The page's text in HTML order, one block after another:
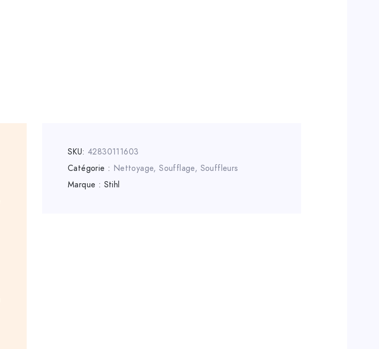
SKU: 42830111603
Catégorie : Nettoyage, Soufflage, Souffleurs
Marque : Stihl